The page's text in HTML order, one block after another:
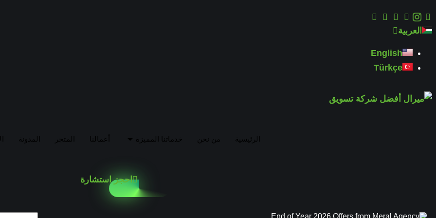
العربية
English
Türkçe
الرئيسية من نحن خدماتنا المميزة أعمالنا المتجر المدونة
احجز استشارة